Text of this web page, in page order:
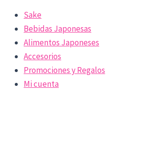
Sake
Bebidas Japonesas
Alimentos Japoneses
Accesorios
Promociones y Regalos
Mi cuenta